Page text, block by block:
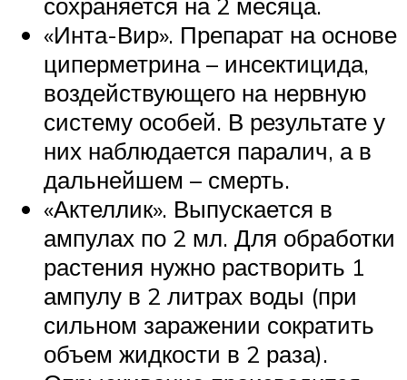
«Инта-Вир». Препарат на основе
циперметрина – инсектицида,
воздействующего на нервную
систему особей. В результате у
них наблюдается паралич, а в
дальнейшем – смерть.
«Актеллик». Выпускается в
ампулах по 2 мл. Для обработки
растения нужно растворить 1
ампулу в 2 литрах воды (при
сильном заражении сократить
объем жидкости в 2 раза).